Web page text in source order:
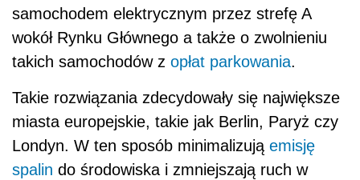
samochodem elektrycznym przez strefę A
wokół Rynku Głównego a także o zwolnieniu
takich samochodów z opłat parkowania.
Takie rozwiązania zdecydowały się największe
miasta europejskie, takie jak Berlin, Paryż czy
Londyn. W ten sposób minimalizują emisję
spalin do środowiska i zmniejszają ruch w